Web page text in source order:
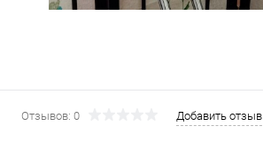
Отзывов: 0 Добавить отзыв